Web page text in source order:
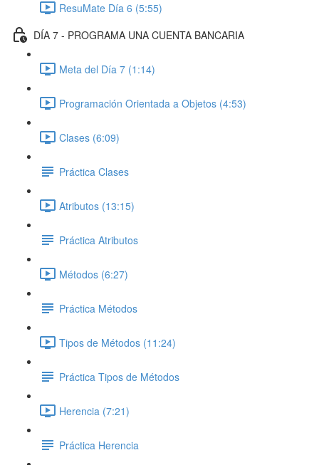
ResuMate Día 6 (5:55)
DÍA 7 - PROGRAMA UNA CUENTA BANCARIA
Meta del Día 7 (1:14)
Programación Orientada a Objetos (4:53)
Clases (6:09)
Práctica Clases
Atributos (13:15)
Práctica Atributos
Métodos (6:27)
Práctica Métodos
Tipos de Métodos (11:24)
Práctica Tipos de Métodos
Herencia (7:21)
Práctica Herencia